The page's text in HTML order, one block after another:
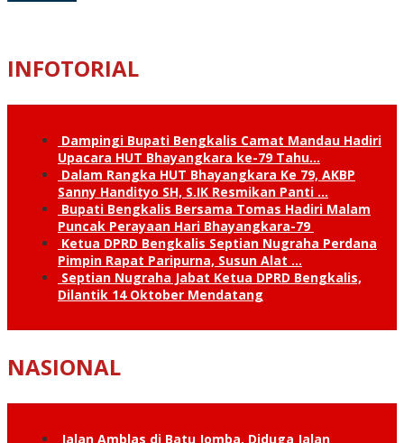
INFOTORIAL
Dampingi Bupati Bengkalis Camat Mandau Hadiri
Upacara HUT Bhayangkara ke-79 Tahu…
Dalam Rangka HUT Bhayangkara Ke 79, AKBP
Sanny Handityo SH, S.IK Resmikan Panti …
Bupati Bengkalis Bersama Tomas Hadiri Malam
Puncak Perayaan Hari Bhayangkara-79
Ketua DPRD Bengkalis Septian Nugraha Perdana
Pimpin Rapat Paripurna, Susun Alat …
Septian Nugraha Jabat Ketua DPRD Bengkalis,
Dilantik 14 Oktober Mendatang
NASIONAL
Jalan Amblas di Batu Jomba, Diduga Jalan